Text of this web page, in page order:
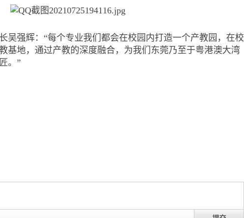
吴强辉：“每个专业我们都会在校园内打造一个产教园，在校
基地，通过产教的深度融合，为我们东莞乃至于粤港澳大湾
。”